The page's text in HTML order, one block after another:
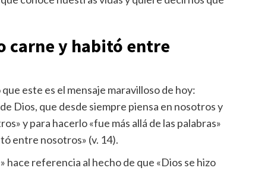
carne y habitó entre
este es el mensaje maravilloso de hoy:
Dios, que desde siempre piensa en nosotros y
y para hacerlo «fue más allá de las palabras»
entre nosotros» (v. 14).
hace referencia al hecho de que «Dios se hizo